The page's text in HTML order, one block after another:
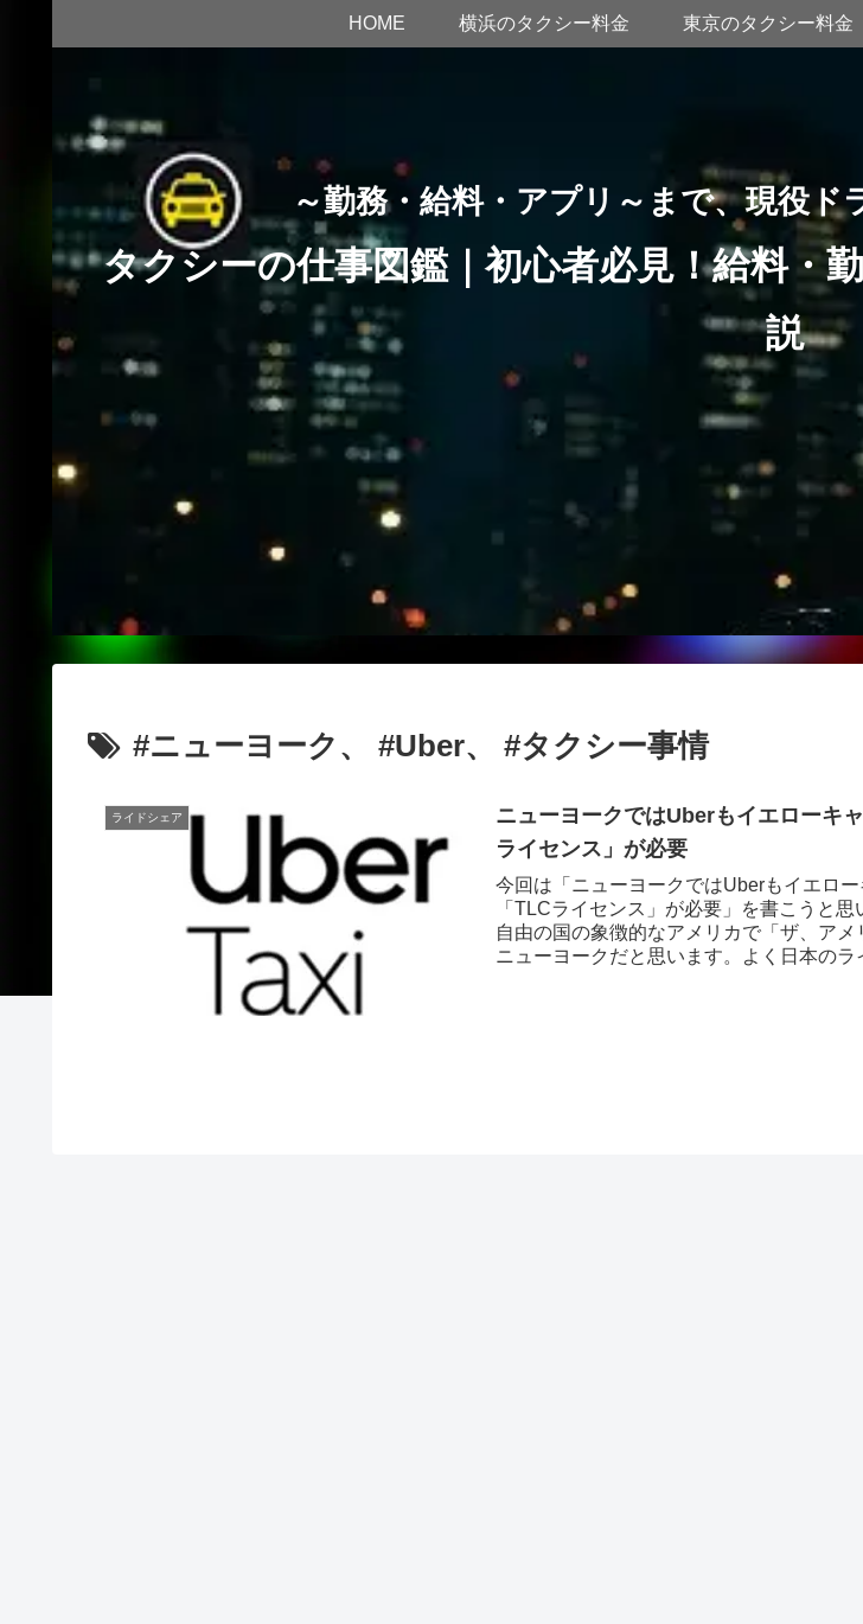
～勤務・給料・アプリ～まで、現役ド
タクシーの仕事図鑑｜初心者必見！給料・
説
HOME 横浜のタクシー料金 東京のタクシー料金
#ニューヨーク、 #Uber、 #タクシー事情
ライドシェア
ニューヨークではUberもイエローキ
ライセンス」が必要
今回は「ニューヨークではUberもイエロ
「TLCライセンス」が必要」を書こうと思
自由の国の象徴的なアメリカで「ザ、ア
ニューヨークだと思います。よく日本のラ